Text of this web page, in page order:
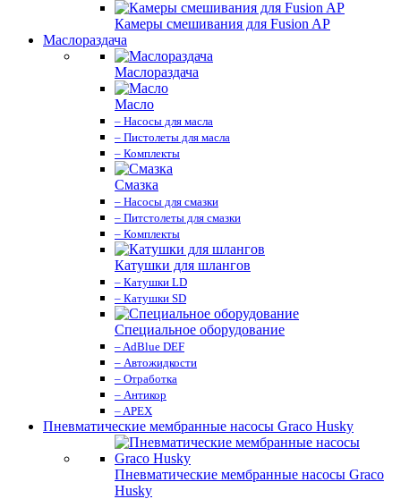
Камеры смешивания для Fusion AP
Маслораздача
Маслораздача
Масло
– Насосы для масла
– Пистолеты для масла
– Комплекты
Смазка
– Насосы для смазки
– Питстолеты для смазки
– Комплекты
Катушки для шлангов
– Катушки LD
– Катушки SD
Специальное оборудование
– AdBlue DEF
– Автожидкости
– Отработка
– Антикор
– APEX
Пневматические мембранные насосы Graco Husky
Пневматические мембранные насосы Graco
Husky